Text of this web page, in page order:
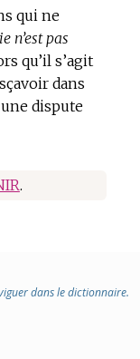
qui ne
n’est pas
qu’il s’agit
dans
dispute
.
dans le dictionnaire.